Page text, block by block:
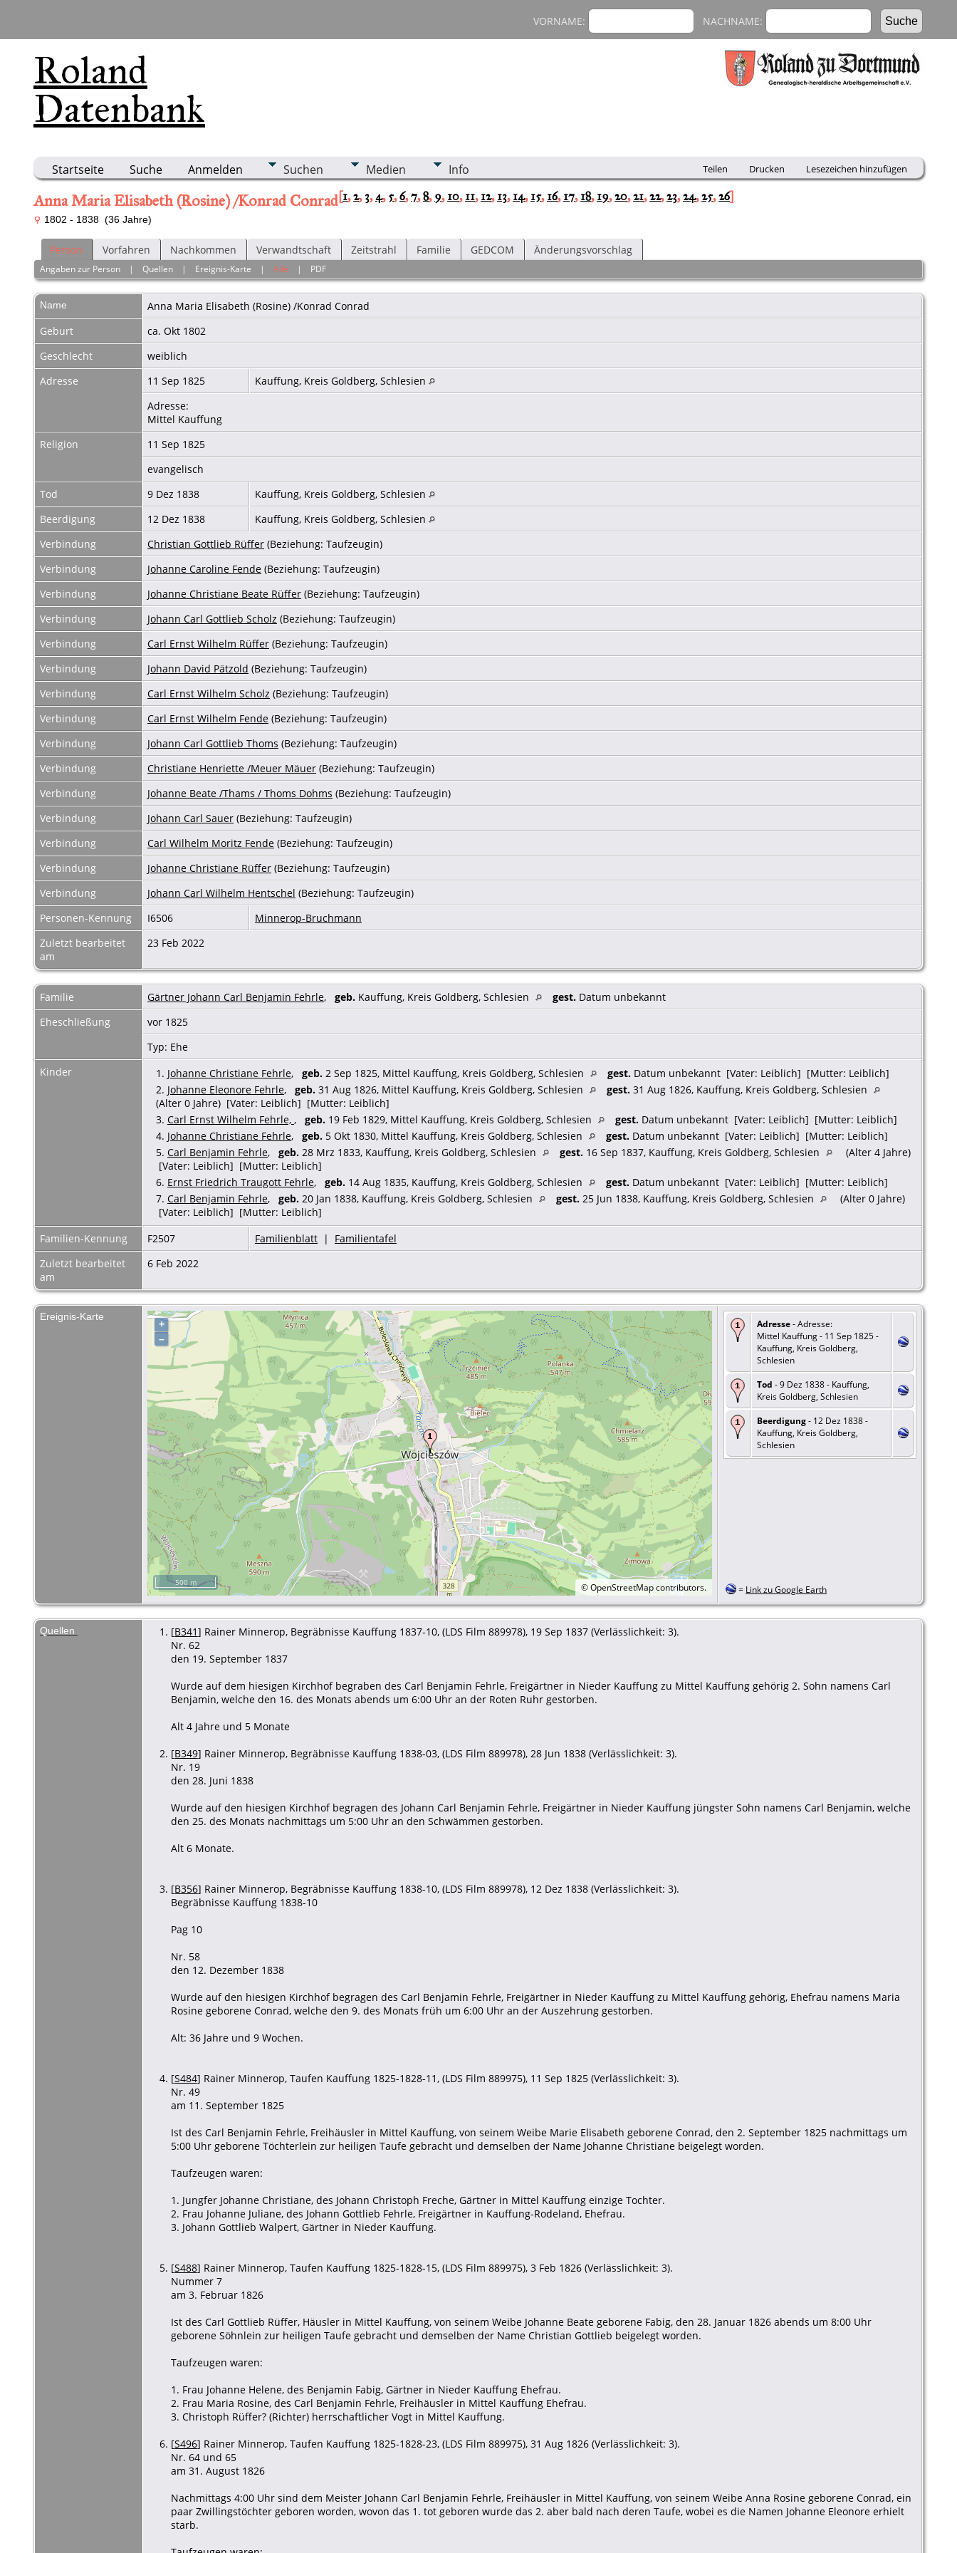
Roland
Datenbank
VORNAME: NACHNAME:
Startseite Suche Anmelden Suchen Medien Info Teilen Drucken Lesezeichen hinzufügen
Anna Maria Elisabeth (Rosine) /Konrad Conrad[1,2,3,4,5,6,7,8,9,10,11,12,13,14,15,16,17,18,19,20,21,22,23,24,25,26]
1802 - 1838 (36 Jahre)
Person Vorfahren Nachkommen Verwandtschaft Zeitstrahl Familie GEDCOM Änderungsvorschlag
Angaben zur Person |Quellen | Ereignis-Karte |Alle | PDF
Name Anna Maria Elisabeth (Rosine) /Konrad Conrad
Geburt
ca. Okt 1802
Geschlecht
weiblich
Adresse
11 Sep 1825
Kauffung, Kreis Goldberg, Schlesien
Adresse:
Mittel Kauffung
Religion
11 Sep 1825
evangelisch
Tod
9 Dez 1838
Kauffung, Kreis Goldberg, Schlesien
Beerdigung
12 Dez 1838
Kauffung, Kreis Goldberg, Schlesien
Verbindung
Christian Gottlieb Rüffer (Beziehung: Taufzeugin)
Verbindung
Johanne Caroline Fende (Beziehung: Taufzeugin)
Verbindung
Johanne Christiane Beate Rüffer (Beziehung: Taufzeugin)
Verbindung
Johann Carl Gottlieb Scholz (Beziehung: Taufzeugin)
Verbindung
Carl Ernst Wilhelm Rüffer (Beziehung: Taufzeugin)
Verbindung
Johann David Pätzold (Beziehung: Taufzeugin)
Verbindung
Carl Ernst Wilhelm Scholz (Beziehung: Taufzeugin)
Verbindung
Carl Ernst Wilhelm Fende (Beziehung: Taufzeugin)
Verbindung
Johann Carl Gottlieb Thoms (Beziehung: Taufzeugin)
Verbindung
Christiane Henriette /Meuer Mäuer (Beziehung: Taufzeugin)
Verbindung
Johanne Beate /Thams / Thoms Dohms (Beziehung: Taufzeugin)
Verbindung
Johann Carl Sauer (Beziehung: Taufzeugin)
Verbindung
Carl Wilhelm Moritz Fende (Beziehung: Taufzeugin)
Verbindung
Johanne Christiane Rüffer (Beziehung: Taufzeugin)
Verbindung
Johann Carl Wilhelm Hentschel (Beziehung: Taufzeugin)
Personen-Kennung
I6506
Minnerop-Bruchmann
Zuletzt bearbeitet
am
23 Feb 2022
Familie Gärtner Johann Carl Benjamin Fehrle, geb. Kauffung, Kreis Goldberg, Schlesien gest. Datum unbekannt
Eheschließung
vor 1825
Typ: Ehe
Kinder
1. Johanne Christiane Fehrle, geb. 2 Sep 1825, Mittel Kauffung, Kreis Goldberg, Schlesien gest. Datum unbekannt [Vater: Leiblich] [Mutter: Leiblich]
2. Johanne Eleonore Fehrle, geb. 31 Aug 1826, Mittel Kauffung, Kreis Goldberg, Schlesien gest. 31 Aug 1826, Kauffung, Kreis Goldberg, Schlesien
(Alter 0 Jahre) [Vater: Leiblich] [Mutter: Leiblich]
3. Carl Ernst Wilhelm Fehrle, , geb. 19 Feb 1829, Mittel Kauffung, Kreis Goldberg, Schlesien gest. Datum unbekannt [Vater: Leiblich] [Mutter: Leiblich]
4. Johanne Christiane Fehrle, geb. 5 Okt 1830, Mittel Kauffung, Kreis Goldberg, Schlesien gest. Datum unbekannt [Vater: Leiblich] [Mutter: Leiblich]
5. Carl Benjamin Fehrle, geb. 28 Mrz 1833, Kauffung, Kreis Goldberg, Schlesien gest. 16 Sep 1837, Kauffung, Kreis Goldberg, Schlesien
(Alter 4 Jahre)
[Vater: Leiblich] [Mutter: Leiblich]
6. Ernst Friedrich Traugott Fehrle, geb. 14 Aug 1835, Kauffung, Kreis Goldberg, Schlesien gest. Datum unbekannt [Vater: Leiblich] [Mutter: Leiblich]
7. Carl Benjamin Fehrle, geb. 20 Jan 1838, Kauffung, Kreis Goldberg, Schlesien gest. 25 Jun 1838, Kauffung, Kreis Goldberg, Schlesien
(Alter 0 Jahre)
[Vater: Leiblich] [Mutter: Leiblich]
Familien-Kennung
F2507 Familienblatt | Familientafel
Zuletzt bearbeitet
am
6 Feb 2022
Ereignis-Karte
+
–
©OpenStreetMapcontributors.
500 m
Adresse- Adresse:
Mittel Kauffung - 11 Sep 1825 -
Kauffung, Kreis Goldberg,
Schlesien
Tod - 9 Dez 1838 - Kauffung,
Kreis Goldberg, Schlesien
Beerdigung- 12 Dez 1838 -
Kauffung, Kreis Goldberg,
Schlesien
= Link zu Google Earth
Quellen [B341] Rainer Minnerop, Begräbnisse Kauffung 1837-10, (LDS Film 889978), 19 Sep 1837 (Verlässlichkeit: 3).
Nr. 62
den 19. September 1837
Wurde auf dem hiesigen Kirchhof begraben des Carl Benjamin Fehrle, Freigärtner in Nieder Kauffung zu Mittel Kauffung gehörig 2. Sohn namens Carl
Benjamin, welche den 16. des Monats abends um 6:00 Uhr an der Roten Ruhr gestorben.
Alt 4 Jahre und 5 Monate
[B349] Rainer Minnerop, Begräbnisse Kauffung 1838-03, (LDS Film 889978), 28 Jun 1838 (Verlässlichkeit: 3).
Nr. 19
den 28. Juni 1838
Wurde auf den hiesigen Kirchhof begragen des Johann Carl Benjamin Fehrle, Freigärtner in Nieder Kauffung jüngster Sohn namens Carl Benjamin, welche
den 25. des Monats nachmittags um 5:00 Uhr an den Schwämmen gestorben.
Alt 6 Monate.
[B356] Rainer Minnerop, Begräbnisse Kauffung 1838-10, (LDS Film 889978), 12 Dez 1838 (Verlässlichkeit: 3).
Begräbnisse Kauffung 1838-10
Pag 10
Nr. 58
den 12. Dezember 1838
Wurde auf den hiesigen Kirchhof begragen des Carl Benjamin Fehrle, Freigärtner in Nieder Kauffung zu Mittel Kauffung gehörig, Ehefrau namens Maria
Rosine geborene Conrad, welche den 9. des Monats früh um 6:00 Uhr an der Auszehrung gestorben.
Alt: 36 Jahre und 9 Wochen.
[S484] Rainer Minnerop, Taufen Kauffung 1825-1828-11, (LDS Film 889975), 11 Sep 1825 (Verlässlichkeit: 3).
Nr. 49
am 11. September 1825
Ist des Carl Benjamin Fehrle, Freihäusler in Mittel Kauffung, von seinem Weibe Marie Elisabeth geborene Conrad, den 2. September 1825 nachmittags um
5:00 Uhr geborene Töchterlein zur heiligen Taufe gebracht und demselben der Name Johanne Christiane beigelegt worden.
Taufzeugen waren:
1. Jungfer Johanne Christiane, des Johann Christoph Freche, Gärtner in Mittel Kauffung einzige Tochter.
2. Frau Johanne Juliane, des Johann Gottlieb Fehrle, Freigärtner in Kauffung-Rodeland, Ehefrau.
3. Johann Gottlieb Walpert, Gärtner in Nieder Kauffung.
[S488] Rainer Minnerop, Taufen Kauffung 1825-1828-15, (LDS Film 889975), 3 Feb 1826 (Verlässlichkeit: 3).
Nummer 7
am 3. Februar 1826
Ist des Carl Gottlieb Rüffer, Häusler in Mittel Kauffung, von seinem Weibe Johanne Beate geborene Fabig, den 28. Januar 1826 abends um 8:00 Uhr
geborene Söhnlein zur heiligen Taufe gebracht und demselben der Name Christian Gottlieb beigelegt worden.
Taufzeugen waren:
1. Frau Johanne Helene, des Benjamin Fabig, Gärtner in Nieder Kauffung Ehefrau.
2. Frau Maria Rosine, des Carl Benjamin Fehrle, Freihäusler in Mittel Kauffung Ehefrau.
3. Christoph Rüffer? (Richter) herrschaftlicher Vogt in Mittel Kauffung.
[S496] Rainer Minnerop, Taufen Kauffung 1825-1828-23, (LDS Film 889975), 31 Aug 1826 (Verlässlichkeit: 3).
Nr. 64 und 65
am 31. August 1826
Nachmittags 4:00 Uhr sind dem Meister Johann Carl Benjamin Fehrle, Freihäusler in Mittel Kauffung, von seinem Weibe Anna Rosine geborene Conrad, ein
paar Zwillingstöchter geboren worden, wovon das 1. tot geboren wurde das 2. aber bald nach deren Taufe, wobei es die Namen Johanne Eleonore erhielt
starb.